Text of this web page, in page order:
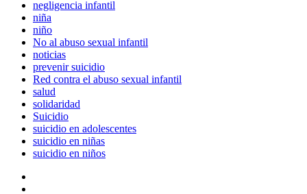
negligencia infantil
niña
niño
No al abuso sexual infantil
noticias
prevenir suicidio
Red contra el abuso sexual infantil
salud
solidaridad
Suicidio
suicidio en adolescentes
suicidio en niñas
suicidio en niños